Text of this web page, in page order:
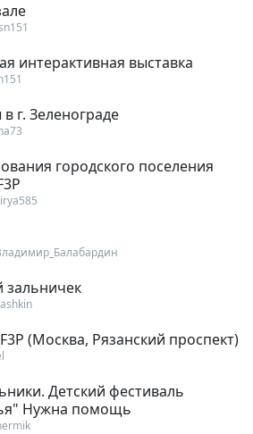
интерактивная выставка
г. Зеленограде
городского поселения
зальничек
(Москва, Рязанский проспект)
Детский фестиваль
Нужна помощь